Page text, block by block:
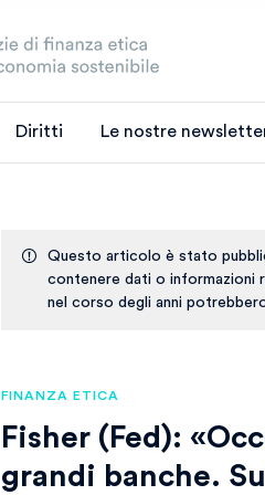
Diritti Le nostre
Questo articolo è stato
contenere dati o informazioni
nel corso degli anni
FINANZA ETICA
Fisher (Fed):
grandi banche.